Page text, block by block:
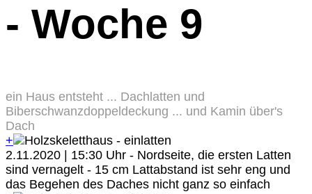
- Woche 9
ein Haus entsteht ... Dachlatten und
Biberschwanzdoppeldeckung ... und Kamin über's
Dach
+
2.11.2020 | 15:30 Uhr - Nordseite, die ersten Latten
sind vernagelt - 15 cm Lattabstand ist sehr eng und
das Begehen des Daches nicht ganz so einfach